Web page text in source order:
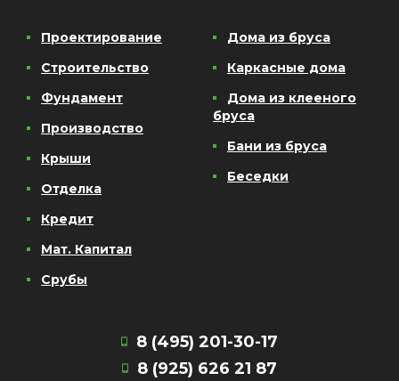
Проектирование
Строительство
Фундамент
Производство
Крыши
Отделка
Кредит
Мат. Капитал
Срубы
Дома из бруса
Каркасные дома
Дома из клееного
бруса
Бани из бруса
Беседки
8 (495) 201-30-17
8 (925) 626 21 87